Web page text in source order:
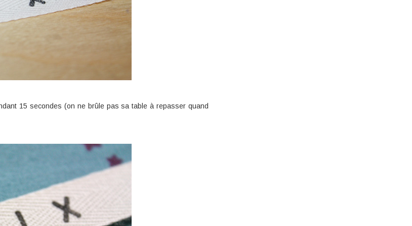
15 secondes (on ne brûle pas sa table à repasser quand